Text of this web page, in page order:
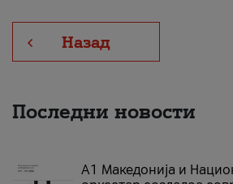
Назад
Последни новости
А1 Македонија и